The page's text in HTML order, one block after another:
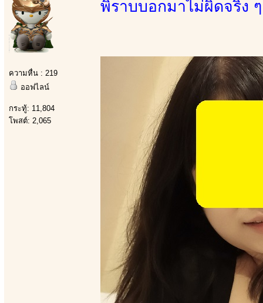
ความหื่น : 219
ออฟไลน์
กระทู้: 11,804
โพสต์: 2,065
พิราบบอกมาไม่ผิดจริง